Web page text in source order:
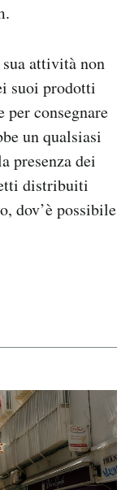
attività non
suoi prodotti
per consegnare
un qualsiasi
presenza dei
distribuiti
dov’è possibile